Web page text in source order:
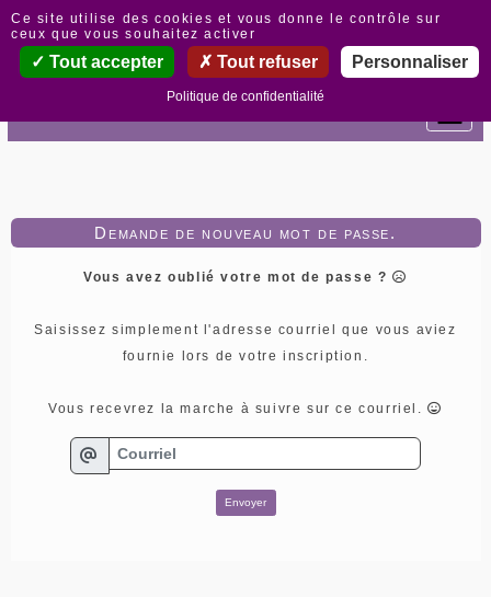
Demande de nouveau mot de passe.
Vous avez oublié votre mot de passe ?
Saisissez simplement l'adresse courriel que vous aviez
fournie lors de votre inscription.
Vous recevrez la marche à suivre sur ce courriel.
Envoyer
Panneau de gestion des cookies
Ce site utilise des cookies et vous donne le contrôle sur
ceux que vous souhaitez activer
Tout accepter Tout refuser Personnaliser
Politique de confidentialité